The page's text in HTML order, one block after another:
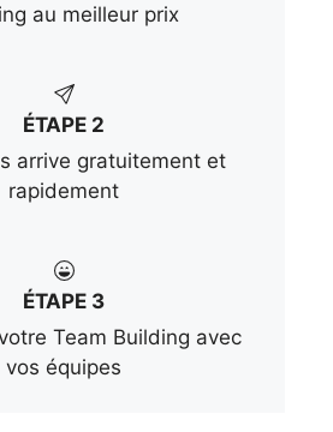
au meilleur prix
ÉTAPE 2
arrive gratuitement et
rapidement
ÉTAPE 3
Team Building avec
vos équipes